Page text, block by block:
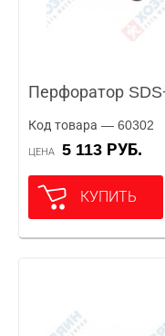
Перфоратор
Код товара — 60302
ЦЕНА 5 113 РУБ.
КУПИТЬ